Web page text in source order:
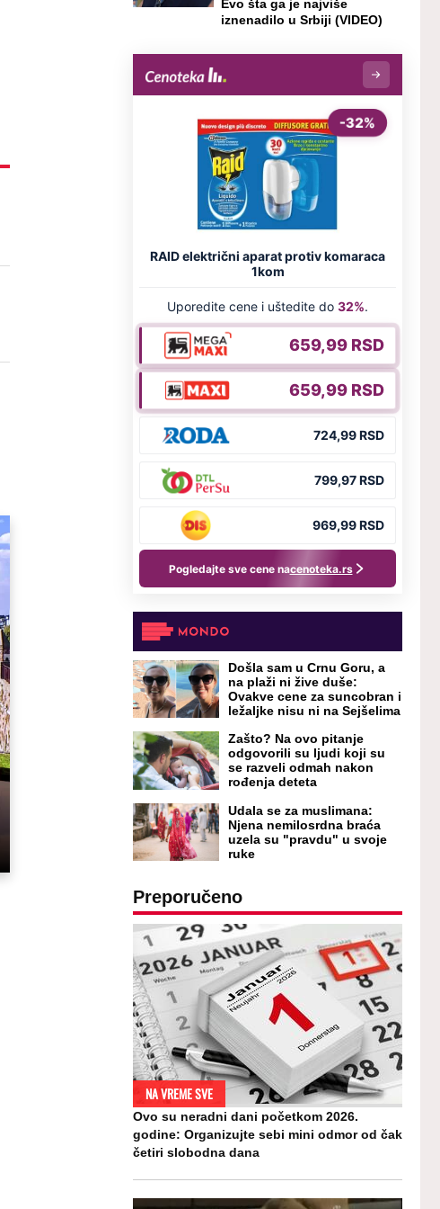
Evo šta ga je najviše
iznenadilo u Srbiji (VIDEO)
Došla sam u Crnu Goru, a
na plaži ni žive duše:
Ovakve cene za suncobran i
ležaljke nisu ni na Sejšelima
Zašto? Na ovo pitanje
odgovorili su ljudi koji su
se razveli odmah nakon
rođenja deteta
Udala se za muslimana:
Njena nemilosrdna braća
uzela su "pravdu" u svoje
ruke
Preporučeno
NA VREME SVE
Ovo su neradni dani početkom 2026.
godine: Organizujte sebi mini odmor od čak
četiri slobodna dana